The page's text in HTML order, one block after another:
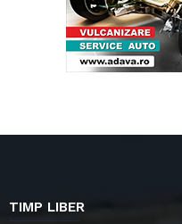
TIMP LIBER